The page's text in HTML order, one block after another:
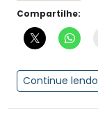
Compartilhe:
Continue lendo